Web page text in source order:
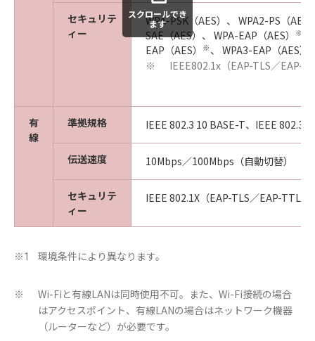
セキュリテ
ィー
WPA-PSK（AES）、 WPA2-PS（AES
SAE（AES）、 WPA-EAP（AES）
※
EAP（AES）
※ 、 WPA3-EAP（AES）
※ IEEE802.1x（EAP-TLS／EAP-
有
線
準拠規格 IEEE 802.3 10 BASE-T、IEEE 802.3u
伝送速度 10Mbps／100Mbps（自動切替）
セキュリテ
ィー
IEEE 802.1X（EAP-TLS／EAP-TTLS
スクロールでき
ます
※1 環境条件により異なります。
※
Wi-Fiと有線LANは同時使用不可。また、Wi-Fi接続の場合
はアクセスポイント、有線LANの場合はネットワーク機器
（ルーターなど）が必要です。